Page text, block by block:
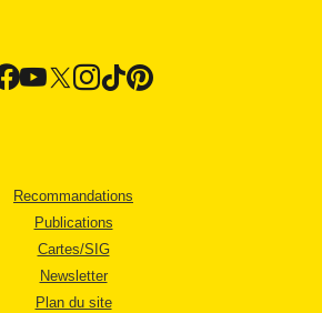
Recommandations
Publications
Cartes/SIG
Newsletter
Plan du site